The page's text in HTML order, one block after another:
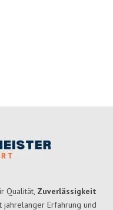
Qualität, Zuverlässigkeit
jahrelanger Erfahrung und